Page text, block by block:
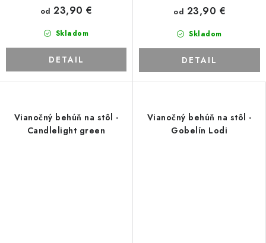
Skladom
od 23,90 €
DETAIL
Skladom
od 23,90 €
DETAIL
Vianočný behúň na stôl -
Candlelight green
Vianočný behúň na stôl -
Gobelín Lodi